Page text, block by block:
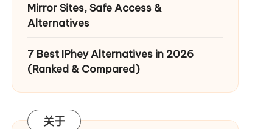
Mirror Sites, Safe Access &
Alternatives
7 Best IPhey Alternatives in 2026
(Ranked & Compared)
关于